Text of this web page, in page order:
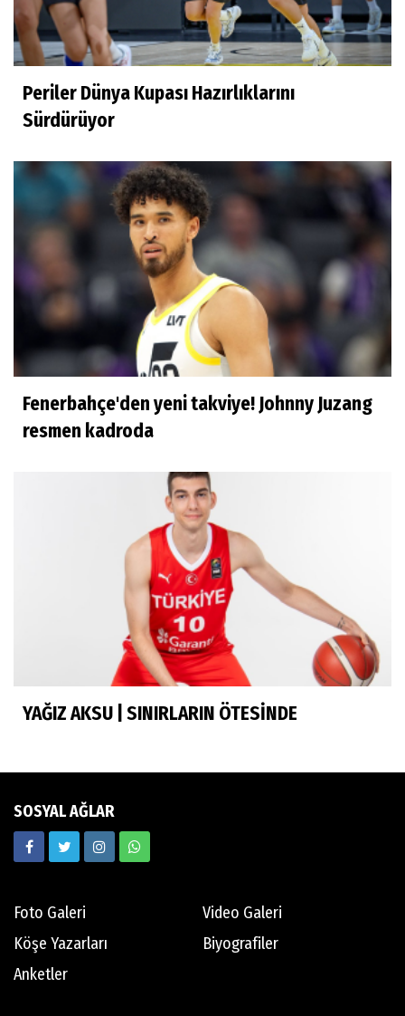
Derya Yannıer
Bilimin ışığında...
Doğan Hakyemez
Ilgım Çetin
Muhteşem veda
Ece Ergez
TBL'YE YÜKSELEN İKİ BÜYÜK HİKÂYE
İhsan Bayülken
İyi ki...
Esmeral Tunçluer
Batur Abi anısına...
Murat Yosmaoğlu
Herkesin Batur Abisi
Neşe Ceylan Zengin
Ekrem Memnun
Hedef odaklı
Abdi İpekçi
Periler Dünya Kupası Hazırlıklarını
Sürdürüyor
Fenerbahçe'den yeni takviye! Johnny Juzang
resmen kadroda
YAĞIZ AKSU | SINIRLARIN ÖTESİNDE
SOSYAL AĞLAR
Foto Galeri
Video Galeri
Köşe Yazarları
Biyografiler
Anketler